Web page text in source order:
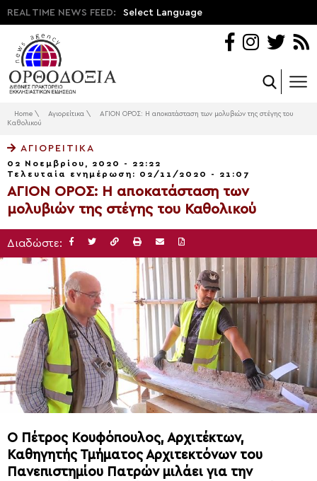
REAL TIME NEWS FEED: Select Language
Home \ Αγιορείτικα \
ΑΓΙΟΝ ΟΡΟΣ: Η αποκατάσταση των μολυβιών της στέγης του
Καθολικού
ΑΓΙΟΡΕΊΤΙΚΑ
02 Νοεμβρίου, 2020 - 22:22
Τελευταία ενημέρωση: 02/11/2020 - 21:07
ΑΓΙΟΝ ΟΡΟΣ: Η αποκατάσταση των
μολυβιών της στέγης του Καθολικού
Διαδώστε:
Ο Πέτρος Κουφόπουλος, Αρχιτέκτων,
Καθηγητής Τμήματος Αρχιτεκτόνων του
Πανεπιστημίου Πατρών μιλάει για την